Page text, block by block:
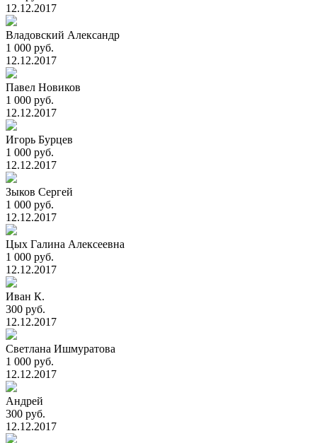
12.12.2017
Владовский Александр
1 000 руб.
12.12.2017
Павел Новиков
1 000 руб.
12.12.2017
Игорь Бурцев
1 000 руб.
12.12.2017
Зыков Сергей
1 000 руб.
12.12.2017
Цых Галина Алексеевна
1 000 руб.
12.12.2017
Иван К.
300 руб.
12.12.2017
Светлана Ишмуратова
1 000 руб.
12.12.2017
Андрей
300 руб.
12.12.2017